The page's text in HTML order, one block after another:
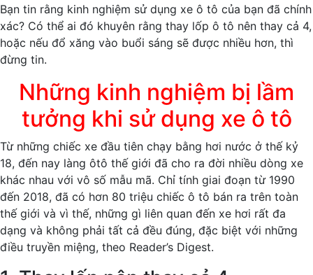
xăng
trên
ôtô
Bạn tin rằng kinh nghiệm sử dụng xe ô tô của bạn đã chính
xác? Có thể ai đó khuyên rằng thay lốp ô tô nên thay cả 4,
hoặc nếu đổ xăng vào buổi sáng sẽ được nhiều hơn, thì
đừng tin.
Những kinh nghiệm bị lầm
tưởng khi sử dụng xe ô tô
Từ những chiếc xe đầu tiên chạy bằng hơi nước ở thế kỷ
18, đến nay làng ôtô thế giới đã cho ra đời nhiều dòng xe
khác nhau với vô số mẫu mã. Chỉ tính giai đoạn từ 1990
đến 2018, đã có hơn 80 triệu chiếc ô tô bán ra trên toàn
thế giới và vì thế, những gì liên quan đến xe hơi rất đa
dạng và không phải tất cả đều đúng, đặc biệt với những
điều truyền miệng, theo Reader’s Digest.